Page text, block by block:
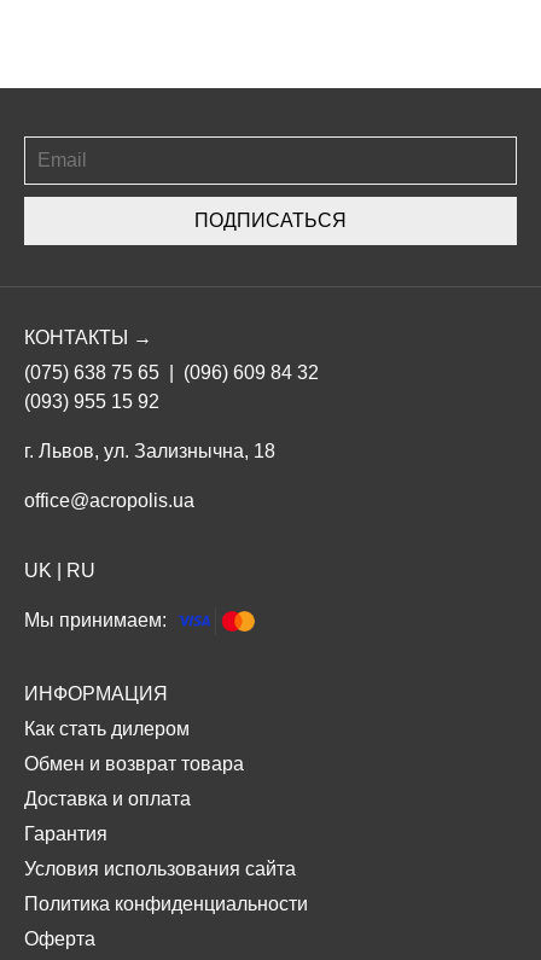
ПОДПИСАТЬСЯ
КОНТАКТЫ →
(075) 638 75 65
(096) 609 84 32
(093) 955 15 92
г. Львов, ул. Зализнычна, 18
office@acropolis.ua
UK RU
Мы принимаем:
ИНФОРМАЦИЯ
Как стать дилером
Обмен и возврат товара
Доставка и оплата
Гарантия
Условия использования сайта
Политика конфиденциальности
Оферта